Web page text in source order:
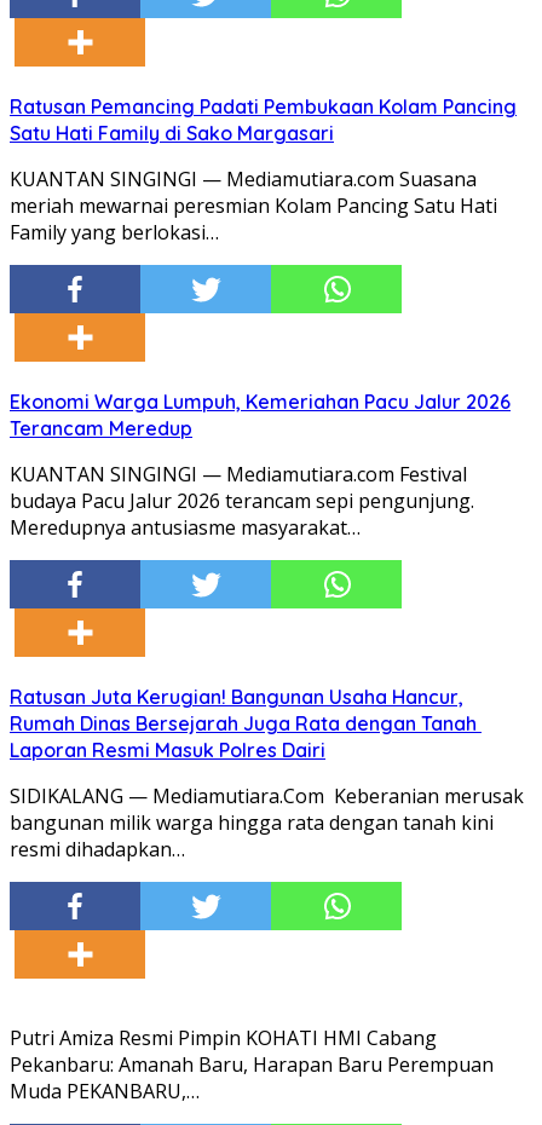
Ratusan Pemancing Padati Pembukaan Kolam Pancing
Satu Hati Family di Sako Margasari
KUANTAN SINGINGI — Mediamutiara.com Suasana
meriah mewarnai peresmian Kolam Pancing Satu Hati
Family yang berlokasi…
Ekonomi Warga Lumpuh, Kemeriahan Pacu Jalur 2026
Terancam Meredup
KUANTAN SINGINGI — Mediamutiara.com Festival
budaya Pacu Jalur 2026 terancam sepi pengunjung.
Meredupnya antusiasme masyarakat…
Ratusan Juta Kerugian! Bangunan Usaha Hancur,
Rumah Dinas Bersejarah Juga Rata dengan Tanah
Laporan Resmi Masuk Polres Dairi
SIDIKALANG — Mediamutiara.Com Keberanian merusak
bangunan milik warga hingga rata dengan tanah kini
resmi dihadapkan…
Putri Amiza Resmi Pimpin KOHATI HMI Cabang
Pekanbaru: Amanah Baru, Harapan Baru Perempuan
Muda PEKANBARU,…